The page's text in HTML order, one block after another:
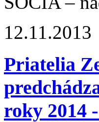
12.11.2013
Priatelia
roky 2014